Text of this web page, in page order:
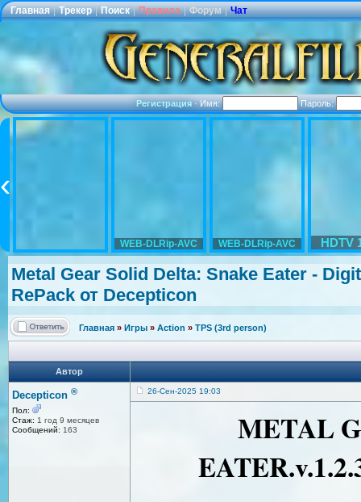
Главная | Трекер | Поиск | Правила | Форум | Чат
Регистрация·Имя: Пароль:
WEB-DLRip-AVC WEB-DLRip-AVC HDTV
Metal Gear Solid Delta: Snake Eater -
RePack от Decepticon
Главная » Игры » Action » TPS (3rd person)
Автор
Decepticon ®
Пол:
Стаж: 1 год 9 месяцев
Сообщений: 163
26-Сен-2025 19:03
METAL